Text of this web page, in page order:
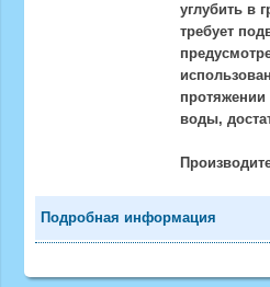
углубить в
требует
протяжении
воды,
Подробная информация